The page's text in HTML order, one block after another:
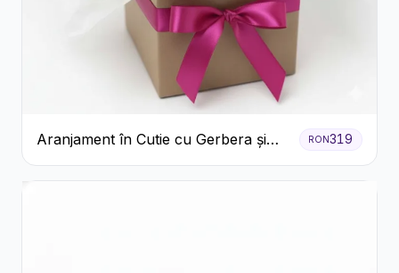
Aranjament în Cutie cu Gerbera și
Trandafiri Roz
RON319